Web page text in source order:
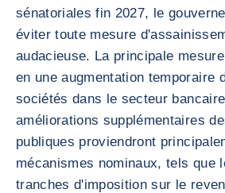
sénatoriales fin 2027, le
éviter toute mesure
audacieuse. La principale
en une augmentation temporaire
sociétés dans le secteur
améliorations supplémentaires
publiques proviendront
mécanismes nominaux, tels que
tranches d'imposition sur le